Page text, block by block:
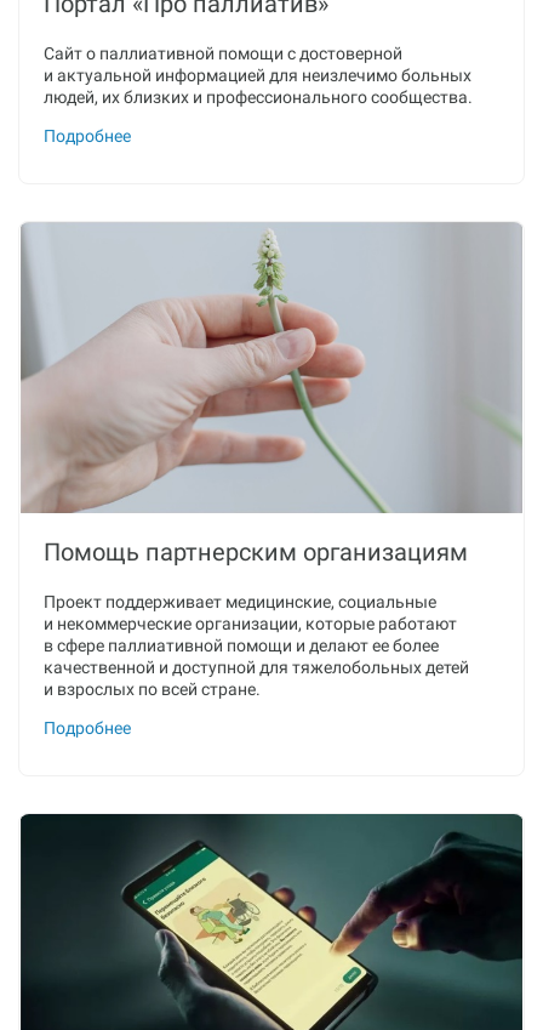
Сайт о паллиативной помощи с достоверной
и актуальной информацией для неизлечимо больных
людей, их близких и профессионального сообщества.
Подробнее
Помощь партнерским организациям
Проект поддерживает медицинские, социальные
и некоммерческие организации, которые работают
в сфере паллиативной помощи и делают ее более
качественной и доступной для тяжелобольных детей
и взрослых по всей стране.
Подробнее